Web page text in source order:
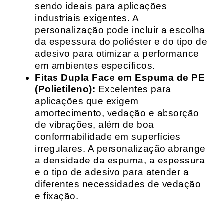
sendo ideais para aplicações
industriais exigentes. A
personalização pode incluir a escolha
da espessura do poliéster e do tipo de
adesivo para otimizar a performance
em ambientes específicos.
Fitas Dupla Face em Espuma de PE
(Polietileno): Excelentes para
aplicações que exigem
amortecimento, vedação e absorção
de vibrações, além de boa
conformabilidade em superfícies
irregulares. A personalização abrange
a densidade da espuma, a espessura
e o tipo de adesivo para atender a
diferentes necessidades de vedação
e fixação.